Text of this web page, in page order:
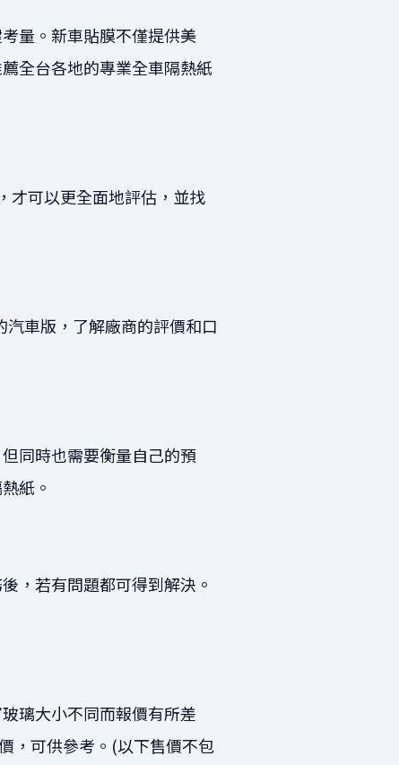
量。新車貼膜不僅提供美
全台各地的專業全車隔熱紙
才可以更全面地評估，並找
汽車版 ，了解廠商的評價和口
同時也需要衡量自己的預
紙。
，若有問題都可得到解決。
璃大小不同而報價有所差
，可供參考。(以下售價不包